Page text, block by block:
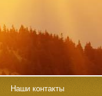
Наши контакты